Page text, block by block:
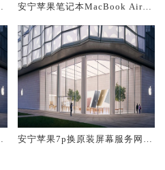
安宁苹果笔记本MacBook Air换
安宁苹果7p换原装屏幕服务网点